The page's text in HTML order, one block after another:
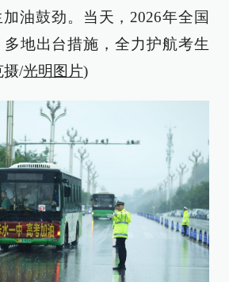
油鼓劲。当天，2026年全国
地出台措施，全力护航考生
摄/光明图片)